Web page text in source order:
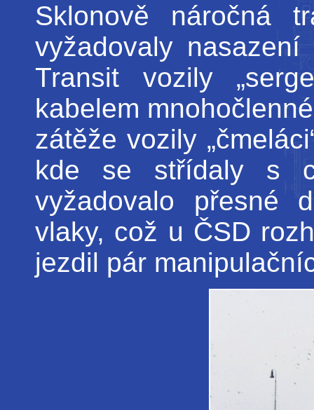
Sklonově náročná
vyžadovaly nasazení
Transit vozily
kabelem
zátěže vozily
kde se střídaly s
vyžadovalo přesné
vlaky, což u ČSD
jezdil pár